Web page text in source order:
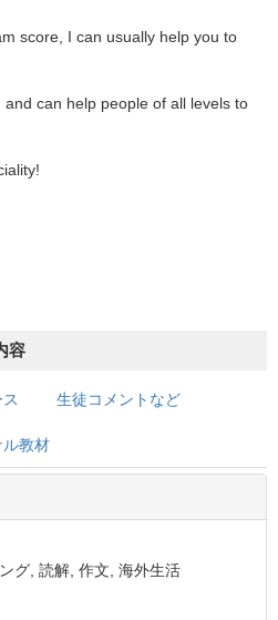
score, I can usually help you to
and can help people of all levels to
容
生徒コメントなど
ル教材
グ, 読解, 作文, 海外生活